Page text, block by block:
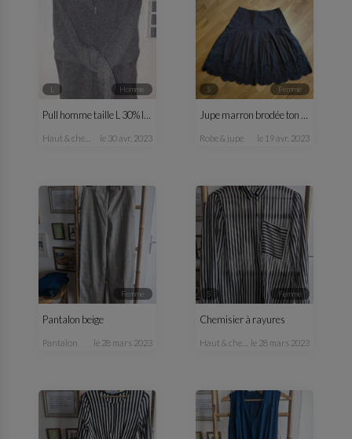
L homme
Pull homme taille L 30% laine
haut & chemise le 30 avr. 2023
S femme
Jupe marron brodée ton sur ton
robe & jupe le 19 avr. 2023
S femme
Pantalon beige
pantalon le 28 mars 2023
S femme
Chemisier à rayures
haut & chemisier le 28 mars 2023